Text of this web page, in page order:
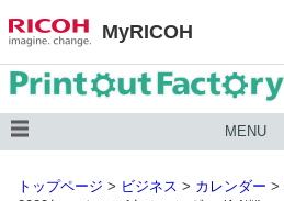
MyRICOH
MENU
トップページ > ビジネス > カレンダー >